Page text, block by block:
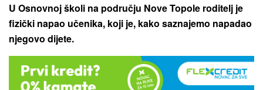
U Osnovnoj školi na području Nove Topole roditelj je
fizički napao učenika, koji je, kako saznajemo napadao
njegovo dijete.